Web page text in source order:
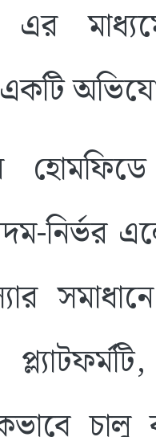
একটি
নির্ভর